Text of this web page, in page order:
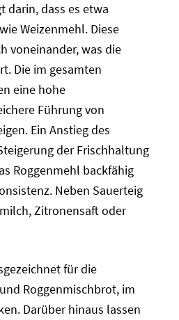
darin, dass es etwa
Weizenmehl. Diese
voneinander, was die
Die im gesamten
eine hohe
Führung von
Ein Anstieg des
der Frischhaltung
Roggenmehl backfähig
Neben Sauerteig
Zitronensaft oder
für die
Roggenmischbrot, im
Darüber hinaus lassen